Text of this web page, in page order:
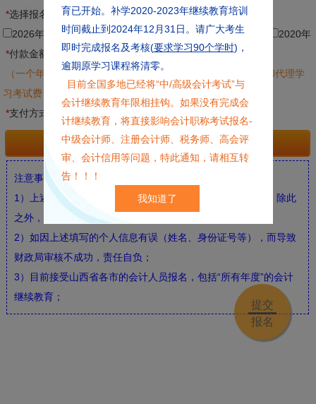
*选择报名年度：
2026年
2025年 2024年 2023年 2022年 2021年
2020年
*付款金额：
（元）
（一个年度继续教育费用 ，依次类推；该费用已包含报名费和代理学
习考试费）
*支付方式：
已确认好信息，现立即付款
注意事项说明：
1）上述提交的个人信息仅供财政局会计继续教育审核之用；除此
之外，不做其它任何之用，我们会严格保密；
2）如因上述填写的个人信息有误（姓名、身份证号等），而导致
财政局审核不成功，责任自负；
3）目前接受山西省各市的会计人员报名，包括“所有年度”的会计
继续教育；
育已开始。补学2020-2023年继续教育培训
时间截止到2024年12月31日。请广大考生
即时完成报名及考核(要求学习90个学时)，
逾期原学习课程将清零。
目前全国多地已经将“中/高级会计考试”与
会计继续教育年限相挂钩。如果没有完成会
计继续教育，将直接影响会计职称考试报名-
中级会计师、注册会计师、税务师、高会评
审、会计信用等问题，特此通知，请相互转
告！！！
我知道了